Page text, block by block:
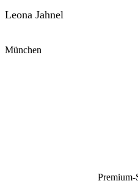
Leona Jahnel
München
Premium-